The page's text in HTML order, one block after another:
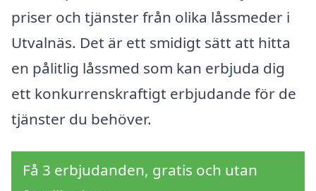
priser och tjänster från olika låssmeder i
Utvalnäs. Det är ett smidigt sätt att hitta
en pålitlig låssmed som kan erbjuda dig
ett konkurrenskraftigt erbjudande för de
tjänster du behöver.
Få 3 erbjudanden, gratis och utan